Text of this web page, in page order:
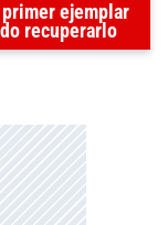
ejemplar
recuperarlo